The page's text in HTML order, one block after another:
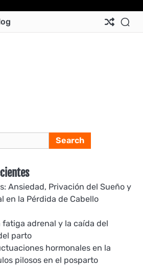
Ansiedad, Privación del Sueño y
en la Pérdida de Cabello
fatiga adrenal y la caída del
parto
hormonales en la
pilosos en el posparto